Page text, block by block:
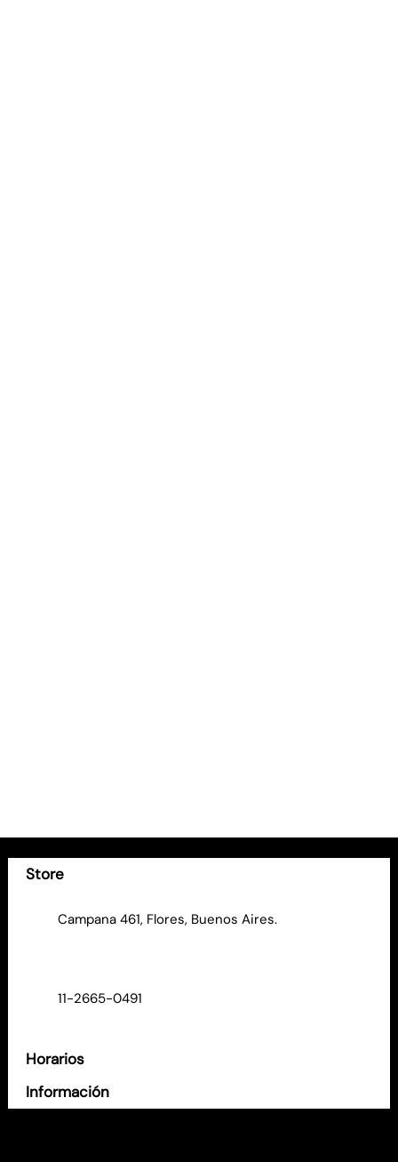
Store
Campana 461, Flores, Buenos Aires.
11-2665-0491
Horarios
Información